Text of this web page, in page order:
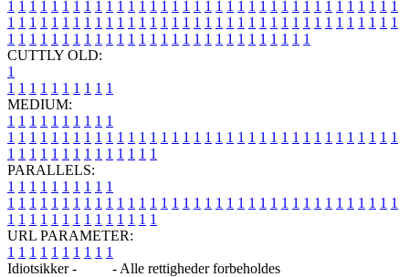
1 1 1 1 1 1 1 1 1 1 1 1 1 1 1 1 1 1 1 1 1 1 1 1 1 1 1 1 1 1 1 1 1 1 1 1
1 1 1 1 1 1 1 1 1 1 1 1 1 1 1 1 1 1 1 1 1 1 1 1 1 1 1 1 1 1 1 1 1 1 1 1
1 1 1 1 1 1 1 1 1 1 1 1 1 1 1 1 1 1 1 1 1 1 1 1 1 1 1 1
CUTTLY OLD:
1
1 1 1 1 1 1 1 1 1 1
MEDIUM:
1 1 1 1 1 1 1 1 1 1
1 1 1 1 1 1 1 1 1 1 1 1 1 1 1 1 1 1 1 1 1 1 1 1 1 1 1 1 1 1 1 1 1 1 1 1
1 1 1 1 1 1 1 1 1 1 1 1 1 1
PARALLELS:
1 1 1 1 1 1 1 1 1 1
1 1 1 1 1 1 1 1 1 1 1 1 1 1 1 1 1 1 1 1 1 1 1 1 1 1 1 1 1 1 1 1 1 1 1 1
1 1 1 1 1 1 1 1 1 1 1 1 1 1
URL PARAMETER:
1 1 1 1 1 1 1 1 1 1
Idiotsikker -
- Alle rettigheder forbeholdes